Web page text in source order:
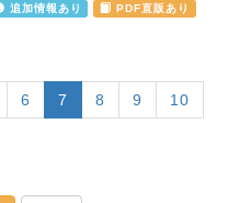
追加情報あり PDF直販あり
6 7 8 9 10